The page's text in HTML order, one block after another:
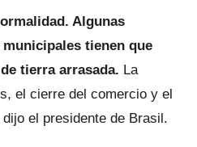
Algunas
tienen que
tierra arrasada. La
el cierre del comercio y el
el presidente de Brasil.